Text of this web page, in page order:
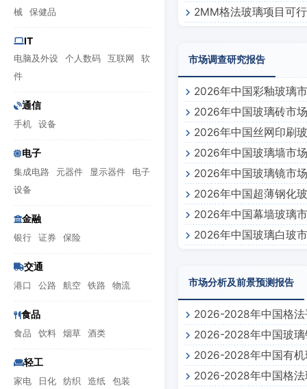
械
保健品
IT
电脑及外设 个人数码 互联网
软
件
通信
手机 设备
电子
集成电路 元器件 显示器件
电子
设备
金融
银行 证券 保险
交通
港口 公路 航空 铁路 物流
食品
食品 饮料 烟草 酒类
轻工
家电 日化 纺织 造纸 包装
2MM格法玻璃项目可
市场调查研究报告
2026年中国彩釉玻璃
2026年中国玻璃砖市
2026年中国丝网印刷
2026年中国玻璃墙市
2026年中国玻璃镜市
2026年中国超薄钢化
2026年中国幕墙玻璃
2026年中国玻璃白玻
市场分析及前景预测报告
2026-2028年中国格
告2026-2028年中国玻
2026-2028年中国有
2026-2028年中国格